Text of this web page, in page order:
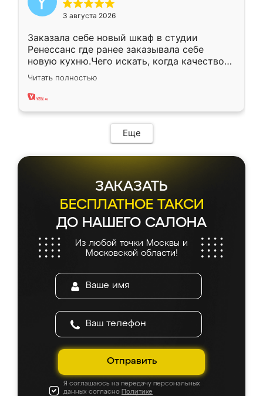
3 августа 2026
Заказала себе новый шкаф в студии
Ренессанс где ранее заказывала себе
новую кухню.Чего искать, когда качеством
вполне довольна. Служит кухня уже почти
два года, нареканий нет.
Читать полностью
Еще
ЗАКАЗАТЬ
БЕСПЛАТНОЕ ТАКСИ
ДО НАШЕГО САЛОНА
Из любой точки Москвы и
Московской области!
Отправить
Я соглашаюсь на передачу персональных
данных согласно Политике